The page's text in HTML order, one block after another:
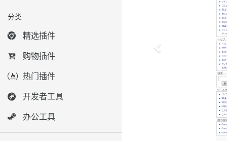
分类
精选插件
购物插件
热门插件
开发者工具
办公工具